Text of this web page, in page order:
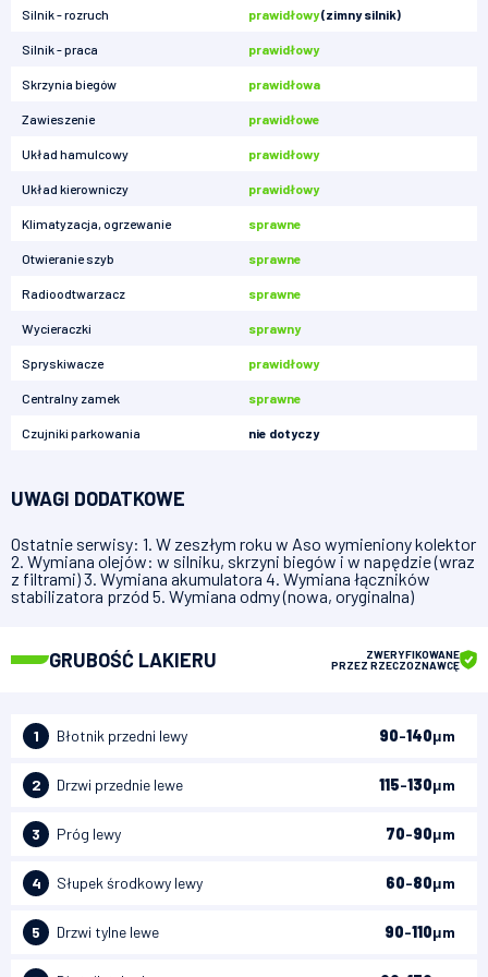
Silnik - rozruch prawidłowy(zimny silnik)
Silnik - praca prawidłowy
Skrzynia biegów prawidłowa
Zawieszenie prawidłowe
Układ hamulcowy prawidłowy
Układ kierowniczy prawidłowy
Klimatyzacja, ogrzewanie sprawne
Otwieranie szyb sprawne
Radioodtwarzacz sprawne
Wycieraczki sprawny
Spryskiwacze prawidłowy
Centralny zamek sprawne
Czujniki parkowania nie dotyczy
UWAGI DODATKOWE
Ostatnie serwisy: 1. W zeszłym roku w Aso wymieniony kolektor
2. Wymiana olejów: w silniku, skrzyni biegów i w napędzie (wraz
z filtrami) 3. Wymiana akumulatora 4. Wymiana łączników
stabilizatora przód 5. Wymiana odmy (nowa, oryginalna)
GRUBOŚĆ LAKIERU
ZWERYFIKOWANE
PRZEZ RZECZOZNAWCĘ
1 Błotnik przedni lewy 90-140μm
2 Drzwi przednie lewe 115-130μm
3 Próg lewy 70-90μm
4 Słupek środkowy lewy 60-80μm
5 Drzwi tylne lewe 90-110μm